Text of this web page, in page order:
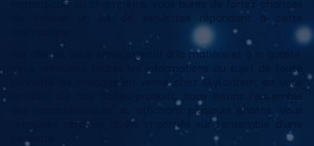
romantique ou champêtre, vous aurez de fortes chances
de trouver un lot de serviettes répondant à cette
Par ailleurs, vous serez attentif à la matière et à la qualité.
Vous retrouvez toutes les informations au sujet de toute
serviette de mariage en vente chez SkyLantern, en vous
rendant sur nos fiches-produits. Nous listons l’ensemble
des caractéristiques et affichons plusieurs photos. Vous
retrouvez ainsi les divers imprimés sur l’ensemble d’une
serviette.